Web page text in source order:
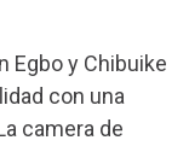
Egbo y Chibuike
con una
camera de